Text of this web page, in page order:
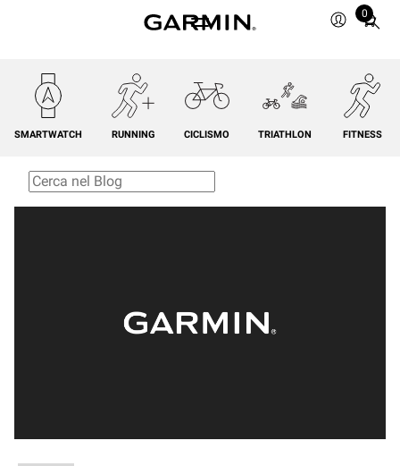
0
Total
cart:
0
SMARTWATCH RUNNING CICLISMO TRIATHLON FITNESS